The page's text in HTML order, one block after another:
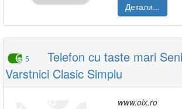
Детали...
5
Telefon cu taste mari
Varstnici Clasic Simplu
www.olx.ro